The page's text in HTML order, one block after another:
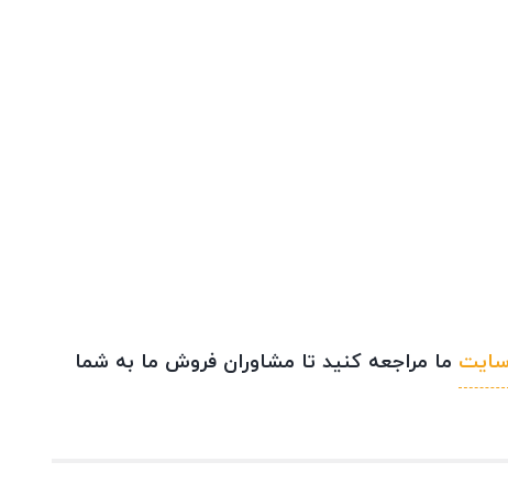
سایت ما مراجعه کنید تا مشاوران فروش ما به شما